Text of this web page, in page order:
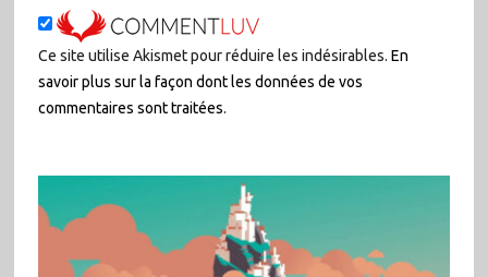
Ce site utilise Akismet pour réduire les indésirables. En
savoir plus sur la façon dont les données de vos
commentaires sont traitées.